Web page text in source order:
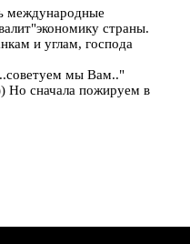
международные
страны.
и углам, господа
мы Вам.."
Но сначала пожируем в